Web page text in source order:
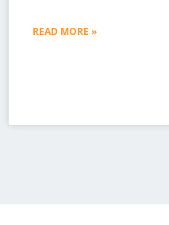
READ MORE »